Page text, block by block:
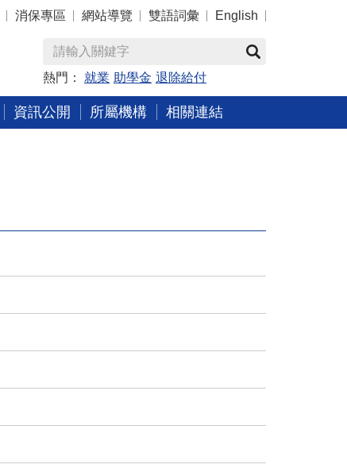
消保專區 網站導覽 雙語詞彙 English
熱門： 就業 助學金 退除給付
資訊公開 所屬機構 相關連結